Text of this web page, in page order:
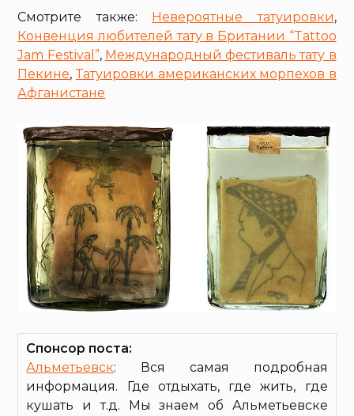
Смотрите также: Невероятные татуировки,
Конвенция любителей тату в Британии “Tattoo
Jam Festival”, Международный фестиваль тату в
Пекине,Татуировки американских морпехов в
Афганистане
Спонсор поста:
Альметьевск: Вся самая подробная
информация. Где отдыхать, где жить, где
кушать и т.д. Мы знаем об Альметьевске